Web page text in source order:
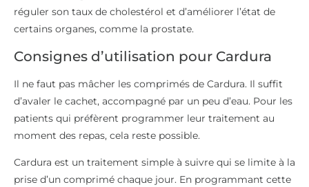
réguler son taux de cholestérol et d’améliorer l’état de
certains organes, comme la prostate.
Consignes d’utilisation pour Cardura
Il ne faut pas mâcher les comprimés de Cardura. Il suffit
d’avaler le cachet, accompagné par un peu d’eau. Pour les
patients qui préfèrent programmer leur traitement au
moment des repas, cela reste possible.
Cardura est un traitement simple à suivre qui se limite à la
prise d’un comprimé chaque jour. En programmant cette